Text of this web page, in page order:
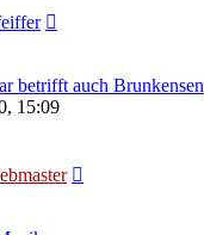
betrifft auch Brunkensen
15:09